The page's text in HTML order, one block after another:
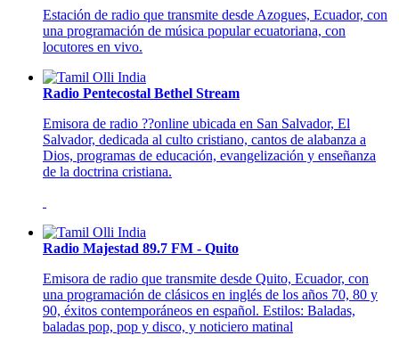
Estación de radio que transmite desde Azogues, Ecuador, con
una programación de música popular ecuatoriana, con
locutores en vivo.
Radio Pentecostal Bethel Stream
Emisora de radio ??online ubicada en San Salvador, El
Salvador, dedicada al culto cristiano, cantos de alabanza a
Dios, programas de educación, evangelización y enseñanza
de la doctrina cristiana.
Radio Majestad 89.7 FM - Quito
Emisora de radio que transmite desde Quito, Ecuador, con
una programación de clásicos en inglés de los años 70, 80 y
90, éxitos contemporáneos en español. Estilos: Baladas,
baladas pop, pop y disco, y noticiero matinal